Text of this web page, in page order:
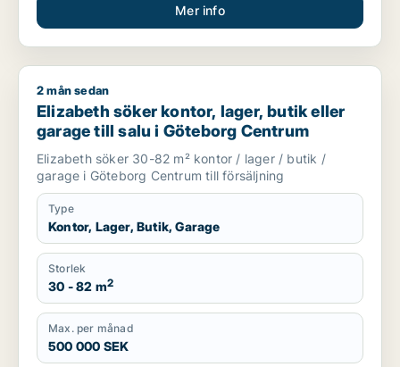
Mer info
Elizabeth söker kontor, lager, butik eller garage till salu i
2 mån sedan
Elizabeth söker kontor, lager, butik eller
garage till salu i Göteborg Centrum
Elizabeth söker 30-82 m² kontor / lager / butik /
garage i Göteborg Centrum till försäljning
Type
Kontor, Lager, Butik, Garage
Storlek
30 - 82 m2
Max. per månad
500 000 SEK